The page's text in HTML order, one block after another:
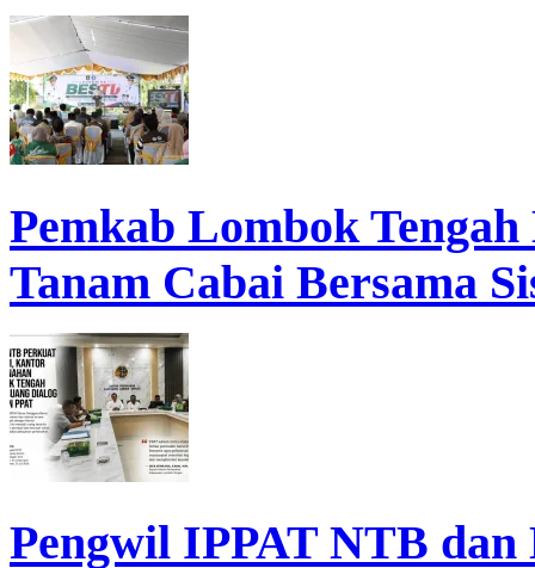
Pemkab Lombok
Tanam Cabai Bersama
Pengwil IPPAT NTB